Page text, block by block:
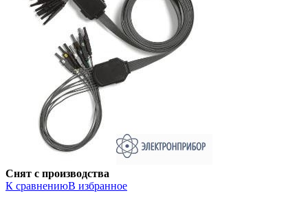
Снят с производства
К сравнениюВ избранное